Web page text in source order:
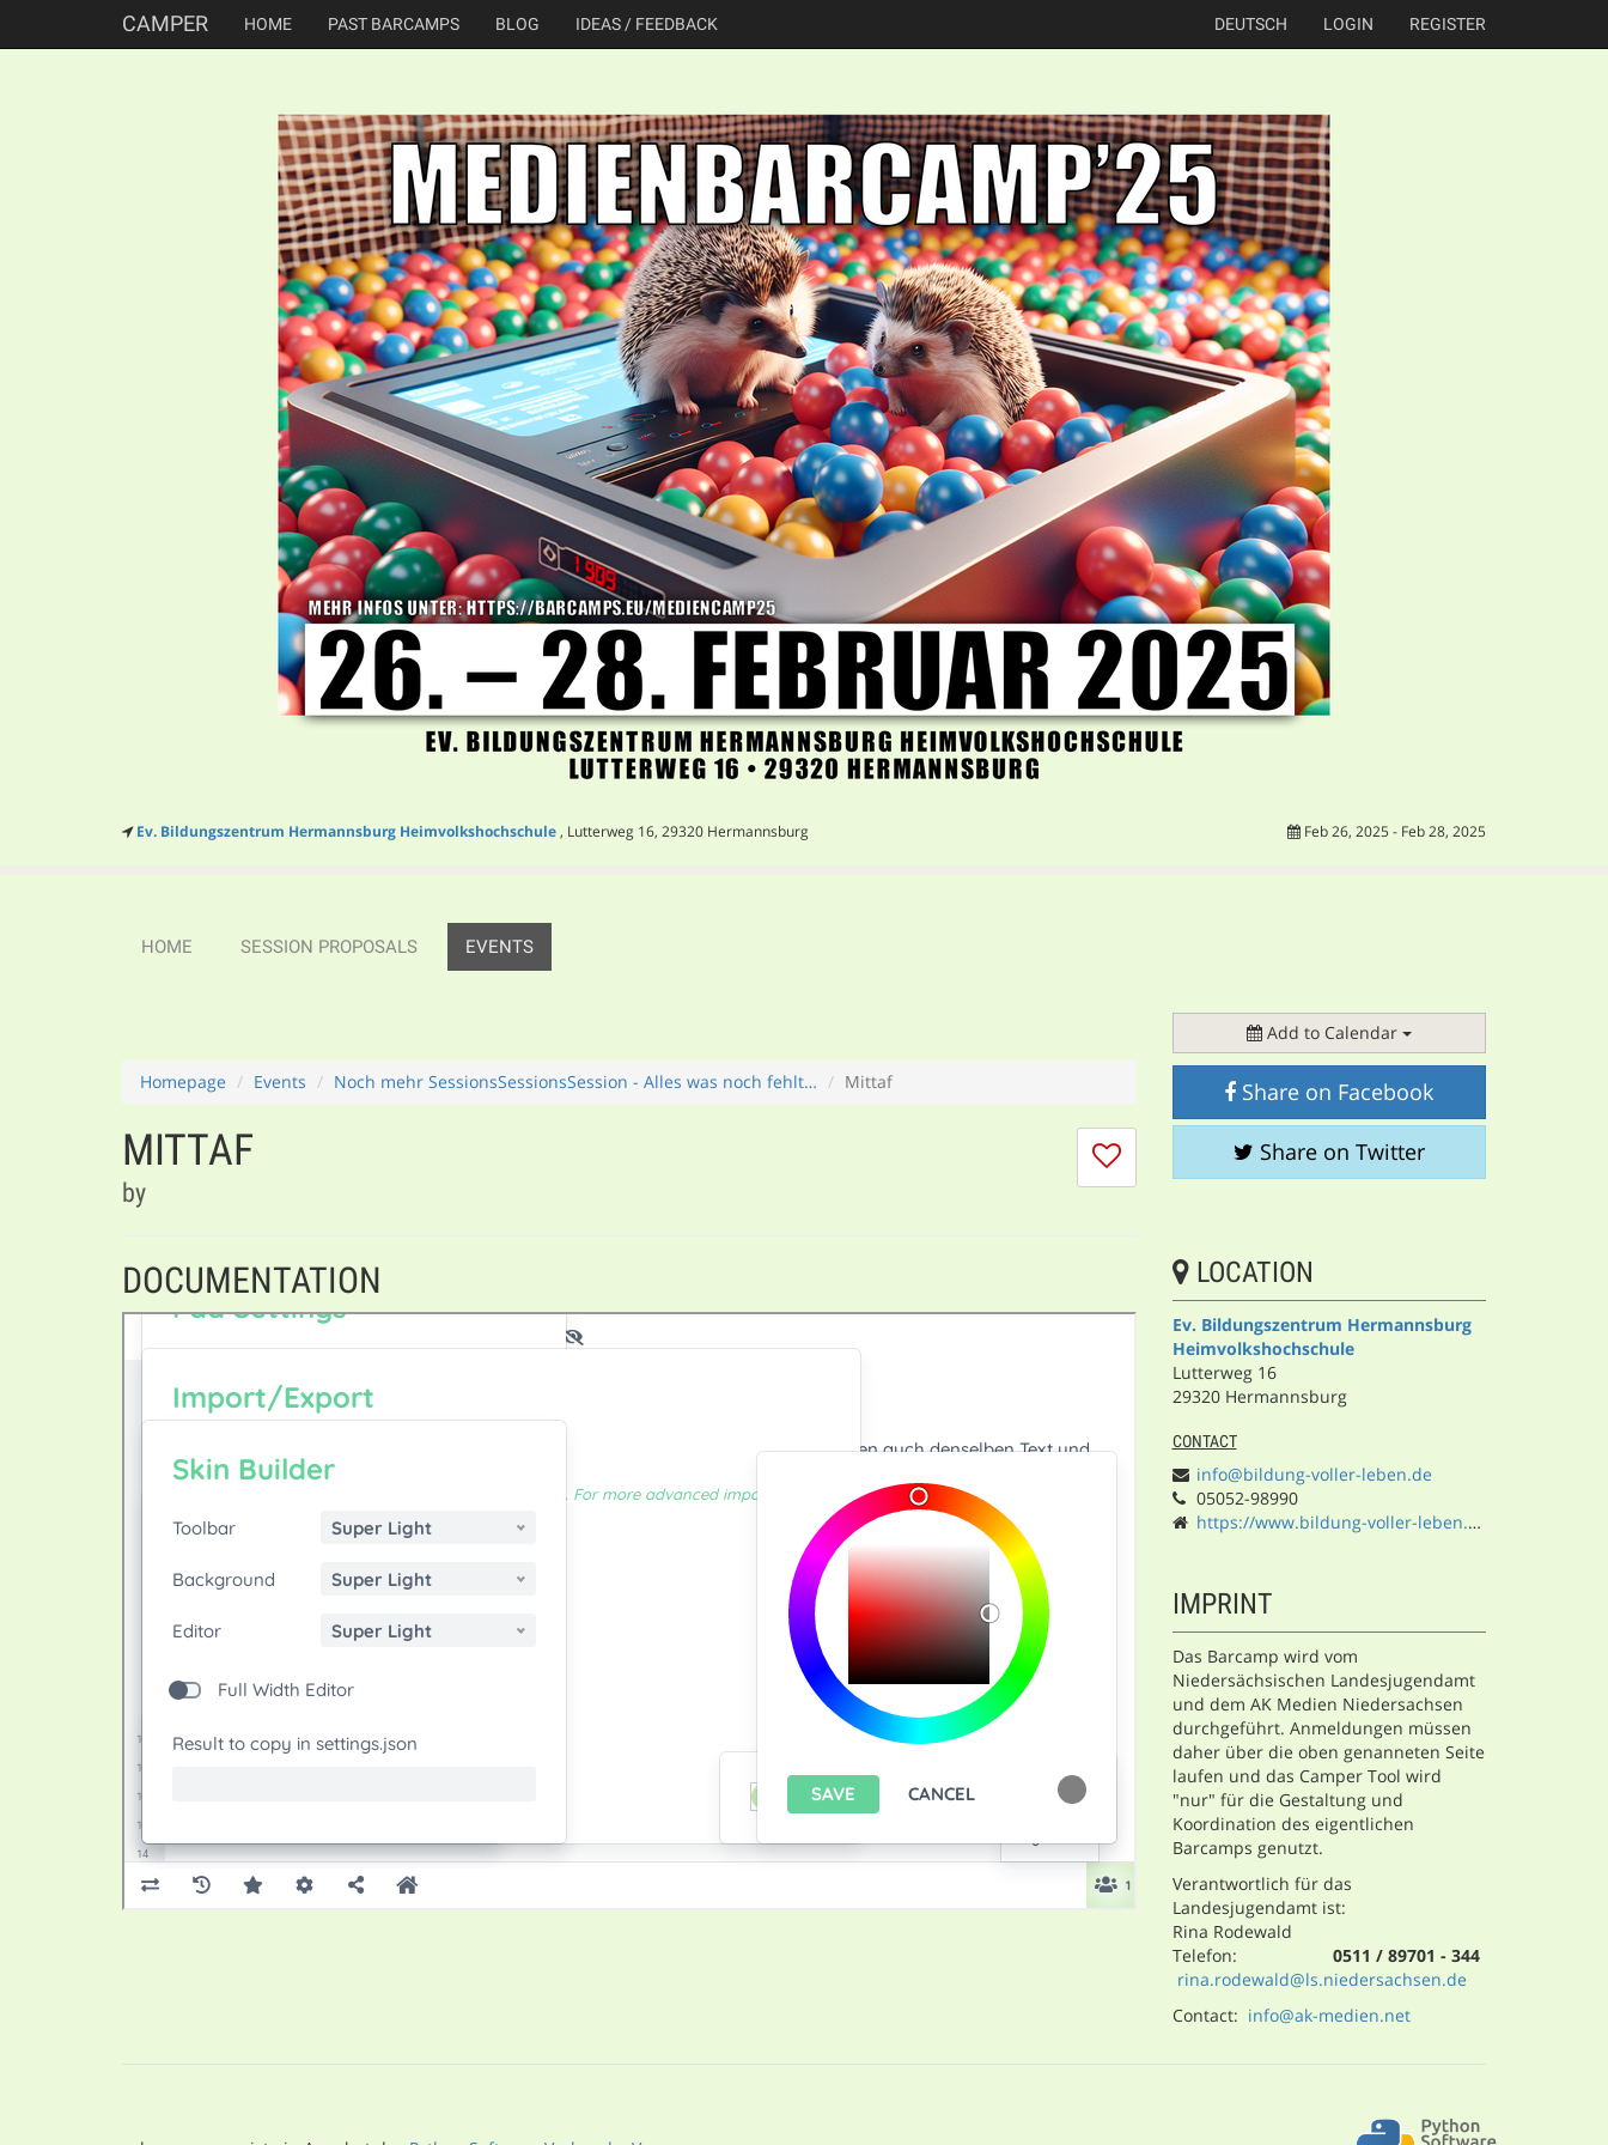
CAMPER HOME PAST BARCAMPS BLOG IDEAS / FEEDBACK DEUTSCH LOGIN REGISTER
Ev. Bildungszentrum Hermannsburg Heimvolkshochschule, Lutterweg 16, 29320 Hermannsburg Feb 26, 2025 - Feb 28, 2025
HOME SESSION PROPOSALS EVENTS
Homepage Events Noch mehr SessionsSessionsSession - Alles was noch fehlt… Mittaf
I
don't
session
MITTAF
by
DOCUMENTATION
Add to Calendar
Share on Facebook
Share on Twitter
LOCATION
Ev. Bildungszentrum Hermannsburg
Heimvolkshochschule
Lutterweg 16
29320 Hermannsburg
CONTACT
info@bildung-voller-leben.de
05052-98990
https://www.bildung-voller-leben.de/
IMPRINT
Das Barcamp wird vom
Niedersächsischen Landesjugendamt
und dem AK Medien Niedersachsen
durchgeführt. Anmeldungen müssen
daher über die oben genanneten Seite
laufen und das Camper Tool wird
"nur" für die Gestaltung und
Koordination des eigentlichen
Barcamps genutzt.
Verantwortlich für das
Landesjugendamt ist:
Rina Rodewald
Telefon: 0511 / 89701 - 344
rina.rodewald@ls.niedersachsen.de
Contact: info@ak-medien.net